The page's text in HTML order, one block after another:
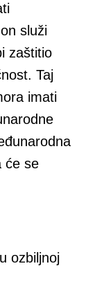
služi
zaštitio
Taj
imati
će se
ozbiljnoj